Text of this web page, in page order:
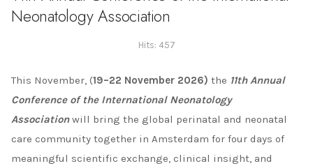
Neonatology Association
Hits: 457
This November, (19–22 November 2026)the 11th Annual
Conference of the International Neonatology
Associationwill bring the global perinatal and neonatal
care community together in Amsterdam for four days of
meaningful scientific exchange, clinical insight, and